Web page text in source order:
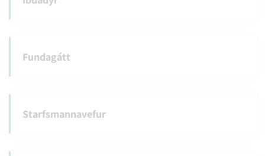
Fundagátt
Starfsmannavefur